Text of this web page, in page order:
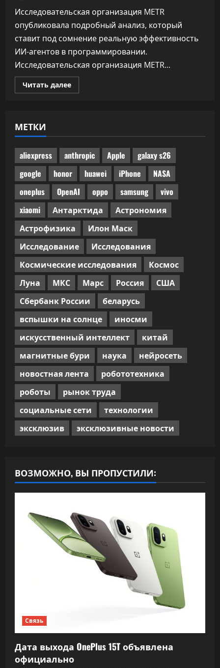
Исследовательская организация METR
опубликовала подробный анализ, который
ставит под сомнение реальную эффективность
ИИ-агентов в программировании.
Исследовательская организация METR...
Читать далееПрочитать
больше
не
прошла
ручного
код-
ревью
МЕТКИ
aliexpress anthropic Apple
galaxy s26
google
honor huawei iPhone
NASA
oneplus
OpenAI oppo samsung
vivo
xiaomi
Антарктида
Астрономия
Астрофизика
Илон Маск
Исследование
Исследования
Космические исследования
Космос
Луна
МКС Марс Россия
США
Сбербанк России
беларусь
вспышки на солнце
иносми
искусственный интеллект
китай
магнитные бури
наука
нейросеть
новостная лента
робототехника
роботы
рынок труда
социальные сети
технологии
эксклюзив
эксклюзивные новости
ВОЗМОЖНО, ВЫ ПРОПУСТИЛИ:
Связь
Дата выхода OnePlus 15T объявлена
официально